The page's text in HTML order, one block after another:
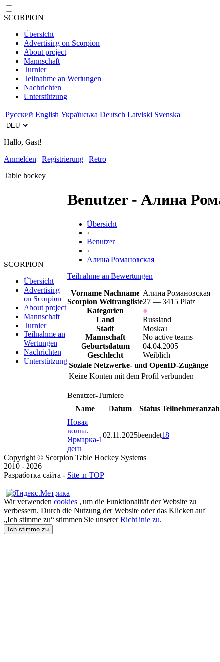
SCORPION
Übersicht
Advertising on Scorpion
About project
Mannschaft
Turnier
Teilnahme an Wertungen
Nachrichten
Unterstützung
Русский English Українська Deutsch Latviski Svenska
Hallo, Gast!
Anmelden | Registrierung | Retro
Table hockey
SCORPION
Übersicht
Advertising
on Scorpion
About project
Mannschaft
Turnier
Teilnahme an
Wertungen
Nachrichten
Unterstützung
Benutzer - Алина
Übersicht
›
Benutzer
›
Алина Романовская
Teilnahme an Bewertungen
Vorname Nachname Алина Романовская
Scorpion Weltrangliste27 — 3415 Platz
Kategorien
●
Land
Russland
Stadt
Moskau
Mannschaft
No active teams
Geburtsdatum
04.04.2005
Geschlecht
Weiblich
Soziale Netzwerke- und OpenID-Zugänge
Keine Konten mit dem Profil verbunden
Benutzer-Turniere
Name
Datum Status
Новая
волна.
Ярмарка-1
день
02.11.2025beendet18
Copyright © Scorpion Table Hockey Systems
2010 - 2026
Разработка сайта - Site in TOP
Wir verwenden cookies , um die Funktionalität der Website zu
verbessern. Durch die Nutzung der Website oder das Klicken auf
„Ich stimme zu“ stimmen Sie unsererRichtlinie zu.
Ich stimme zu